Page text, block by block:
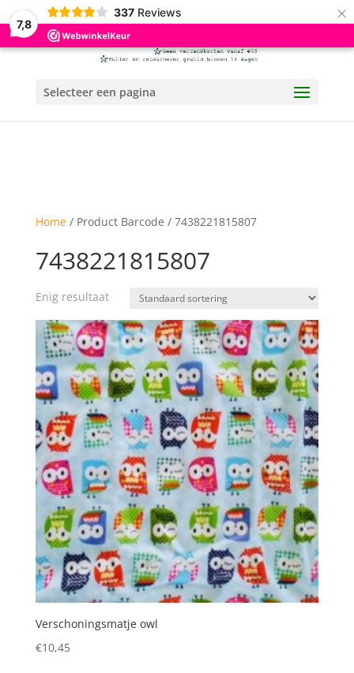
7,8
337 Reviews ×
Selecteer een pagina
Home/ Product Barcode / 7438221815807
7438221815807
Enig resultaat
Verschoningsmatje owl
€10,45